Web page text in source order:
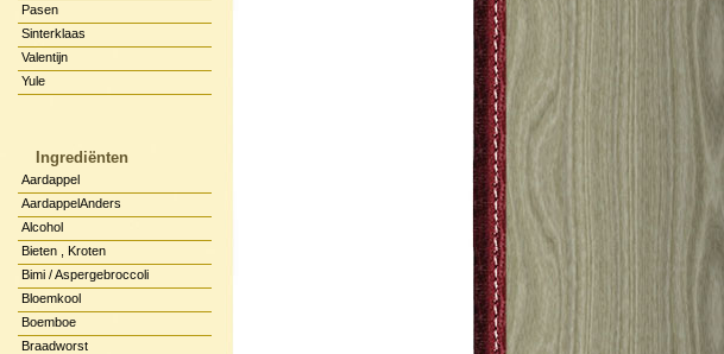
Pasen
Sinterklaas
Valentijn
Yule
Ingrediënten
Aardappel
AardappelAnders
Alcohol
Bieten , Kroten
Bimi / Aspergebroccoli
Bloemkool
Boemboe
Braadworst